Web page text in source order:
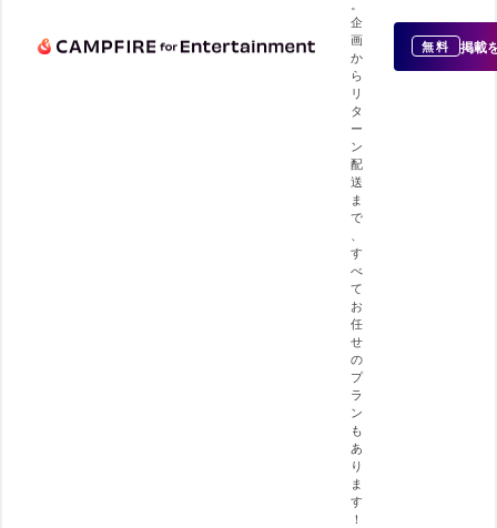
企
画
か
ら
リ
タ
ー
ン
配
送
ま
で
す
べ
て
お
任
せ
の
プ
ラ
ン
も
あ
り
ま
す
！
無料 掲載